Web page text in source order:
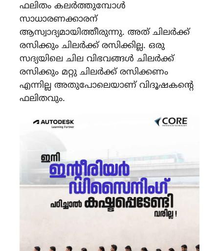
ഫലിതം കലർത്തുമ്പോൾ
സാധാരണക്കാരന്
ആസ്വാദ്യമായിത്തീരുന്നു. അത് ചിലർക്ക്
രസിക്കും ചിലർക്ക് രസിക്കില്ല. ഒരു
സദ്യയിലെ ചില വിഭവങ്ങൾ ചിലർക്ക്
രസിക്കും മറ്റു ചിലർക്ക് രസിക്കണം
എന്നില്ല അതുപോലെയാണ് വിദൂഷകന്റെ
ഫലിതവും.